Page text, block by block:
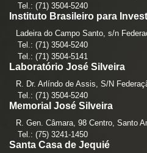
Tel.: (71) 3504-5240
Instituto Brasileiro para
Ladeira do Campo Santo, s/n
Tel.: (71) 3504-5240
Tel.: (71) 3504-5141
Laboratório José Silveira
R. Dr. Arlíndo de Assis, S/N
Tel.: (71) 3504-5240
Memorial José Silveira
R. Gen. Câmara, 98 Centro, Santo
Tel.: (75) 3241-1450
Santa Casa de Jequié